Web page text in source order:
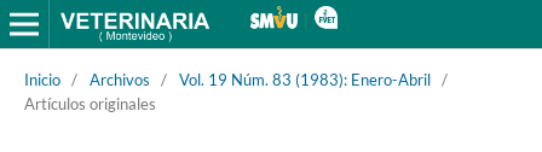
Inicio / Archivos / Vol. 19 Núm. 83 (1983): Enero-Abril /
Artículos originales